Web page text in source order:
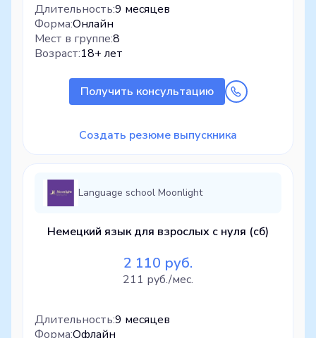
Длительность:9 месяцев
Форма:Онлайн
Мест в группе:8
Возраст:18+ лет
Получить консультацию
Создать резюме выпускника
Language school Moonlight
Немецкий язык для взрослых с нуля (сб)
2 110 руб.
211 руб./мес.
Длительность:9 месяцев
Форма:Офлайн